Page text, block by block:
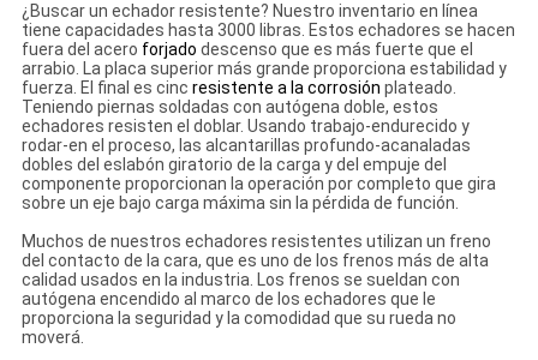
¿Buscar un echador resistente? Nuestro inventario en línea
tiene capacidades hasta 3000 libras. Estos echadores se hacen
fuera del acero forjado descenso que es más fuerte que el
arrabio. La placa superior más grande proporciona estabilidad y
fuerza. El final es cinc resistente a la corrosión plateado.
Teniendo piernas soldadas con autógena doble, estos
echadores resisten el doblar. Usando trabajo-endurecido y
rodar-en el proceso, las alcantarillas profundo-acanaladas
dobles del eslabón giratorio de la carga y del empuje del
componente proporcionan la operación por completo que gira
sobre un eje bajo carga máxima sin la pérdida de función.
Muchos de nuestros echadores resistentes utilizan un freno
del contacto de la cara, que es uno de los frenos más de alta
calidad usados en la industria. Los frenos se sueldan con
autógena encendido al marco de los echadores que le
proporciona la seguridad y la comodidad que su rueda no
moverá.